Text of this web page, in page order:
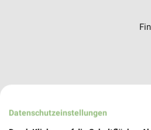
Datenschutzeinstellungen